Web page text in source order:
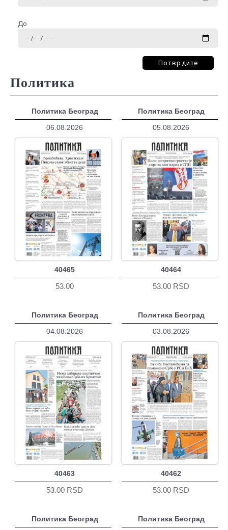
До
Потврдите
Политика
Политика Београд
06.08.2026
40465
53.00
Политика Београд
05.08.2026
40464
53.00 RSD
Политика Београд
04.08.2026
40463
53.00 RSD
Политика Београд
03.08.2026
40462
53.00 RSD
Политика Београд
Политика Београд